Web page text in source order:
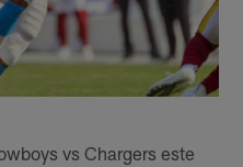
vs Chargers este